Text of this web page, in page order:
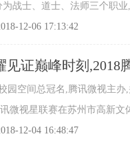
为战士、道士、法师三个职
12-06 17:13:42
见证巅峰时刻,2018
园空间总冠名,腾讯微视主
微视星联赛在苏州市高新文
12-04 16:48:47